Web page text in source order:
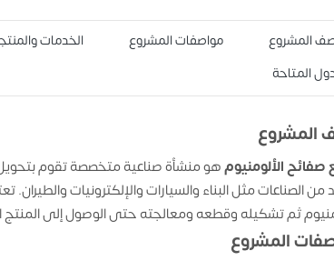
المشروع مواصفات المشروع الخدمات
المتاحة
المشروع
الألومنيومهو منشأة صناعية متخصصة تقوم
من الصناعات مثل البناء والسيارات والإلكترونيات
ثم تشكيله وقطعه ومعالجته حتى الوصول إلى المنتج
المشروع